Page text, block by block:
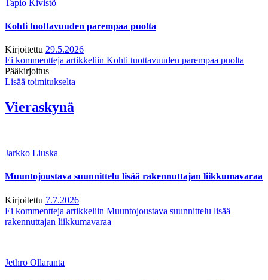
Tapio Kivistö
Kohti tuottavuuden parempaa puolta
Kirjoitettu 29.5.2026
Ei kommentteja artikkeliin Kohti tuottavuuden parempaa puolta
Pääkirjoitus
Lisää toimitukselta
Vieraskynä
Jarkko Liuska
Muuntojoustava suunnittelu lisää rakennuttajan liikkumavaraa
Kirjoitettu 7.7.2026
Ei kommentteja artikkeliin Muuntojoustava suunnittelu lisää
rakennuttajan liikkumavaraa
Jethro Ollaranta